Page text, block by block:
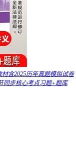
含2025历年真题模拟试卷
同步核心考点习题+题库